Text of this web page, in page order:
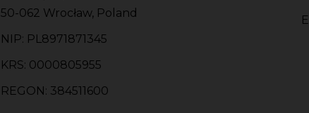
50-062 Wrocław, Poland
NIP: PL8971871345
KRS: 0000805955
REGON: 384511600